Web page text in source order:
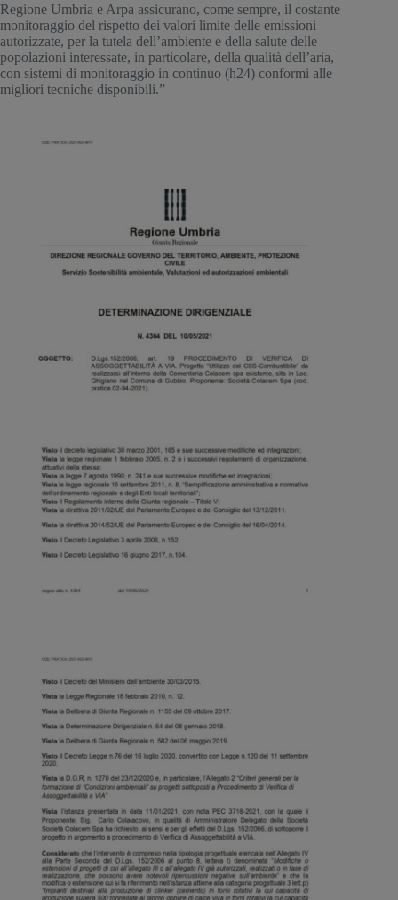
Regione Umbria e Arpa assicurano, come sempre, il costante
monitoraggio del rispetto dei valori limite delle emissioni
autorizzate, per la tutela dell’ambiente e della salute delle
popolazioni interessate, in particolare, della qualità dell’aria,
con sistemi di monitoraggio in continuo (h24) conformi alle
migliori tecniche disponibili.”